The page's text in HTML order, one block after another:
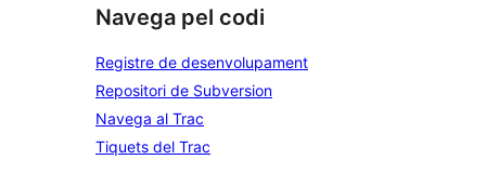
Navega pel codi
Registre de desenvolupament
Repositori de Subversion
Navega al Trac
Tiquets del Trac